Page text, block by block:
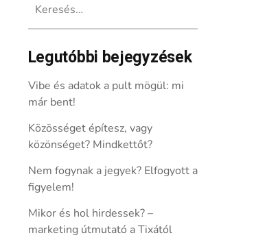
Legutóbbi bejegyzések
Vibe és adatok a pult mögül: mi
már bent!
Közösséget építesz, vagy
közönséget? Mindkettőt?
Nem fogynak a jegyek? Elfogyott a
figyelem!
Mikor és hol hirdessek? –
marketing útmutató a Tixától